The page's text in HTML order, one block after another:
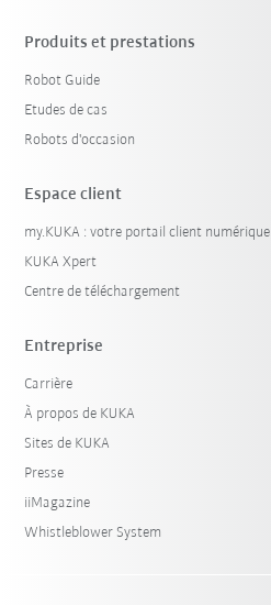
Produits et prestations
Robot Guide
Etudes de cas
Robots d'occasion
Espace client
my.KUKA : votre portail client numérique
KUKA Xpert
Centre de téléchargement
Entreprise
Carrière
À propos de KUKA
Sites de KUKA
Presse
iiMagazine
Whistleblower System